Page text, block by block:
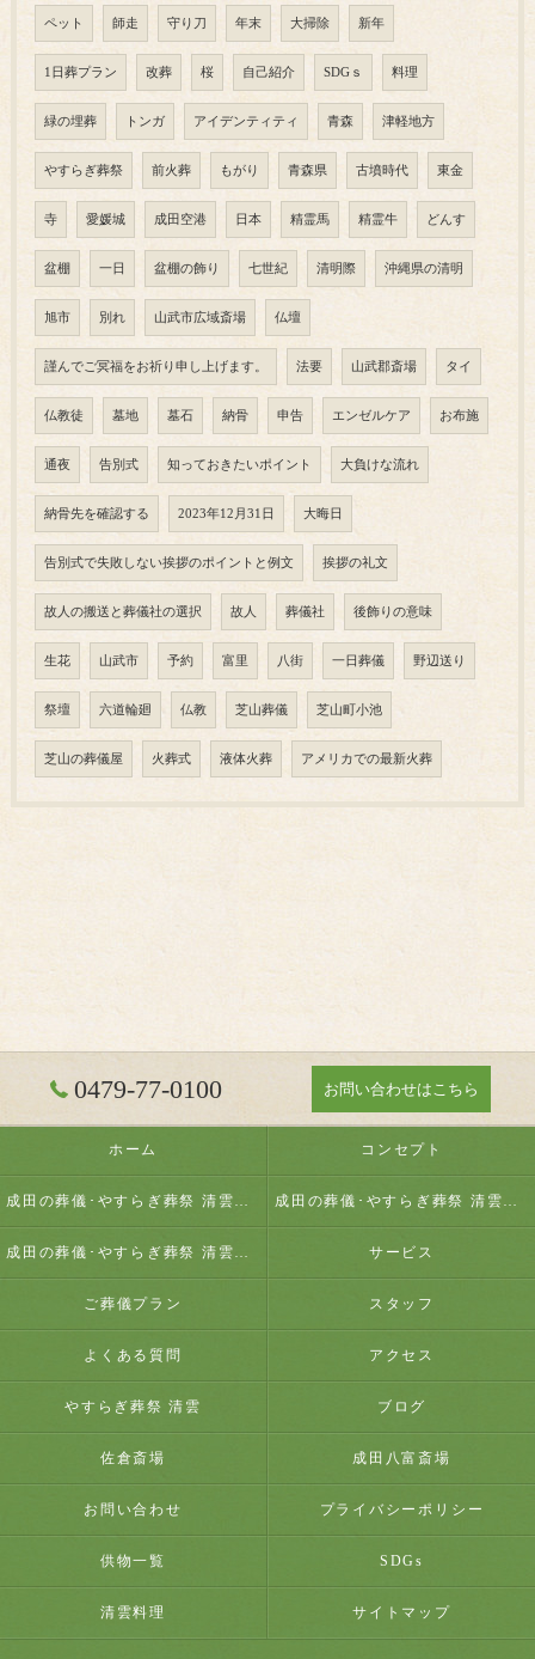
ペット 師走 守り刀 年末 大掃除 新年
1日葬プラン 改葬 桜 自己紹介 SDGｓ 料理
緑の埋葬 トンガ アイデンティティ 青森 津軽地方
やすらぎ葬祭 前火葬 もがり 青森県 古墳時代 東金
寺 愛媛城 成田空港 日本 精霊馬 精霊牛 どんす
盆棚 一日 盆棚の飾り 七世紀 清明際 沖縄県の清明
旭市 別れ 山武市広域斎場 仏壇
謹んでご冥福をお祈り申し上げます。 法要 山武郡斎場 タイ
仏教徒 墓地 墓石 納骨 申告 エンゼルケア お布施
通夜 告別式 知っておきたいポイント 大負けな流れ
納骨先を確認する 2023年12月31日 大晦日
告別式で失敗しない挨拶のポイントと例文 挨拶の礼文
故人の搬送と葬儀社の選択 故人 葬儀社 後飾りの意味
生花 山武市 予約 富里 八街 一日葬儀 野辺送り
祭壇 六道輪廻 仏教 芝山葬儀 芝山町小池
芝山の葬儀屋 火葬式 液体火葬 アメリカでの最新火葬
0479-77-0100 お問い合わせはこちら
ホーム コンセプト
成田の葬儀･やすらぎ葬祭 清雲の口コミ情報 成田の葬儀･やすらぎ葬祭 清雲の評判
成田の葬儀･やすらぎ葬祭 清雲のお客様の声 サービス
ご葬儀プラン スタッフ
よくある質問 アクセス
やすらぎ葬祭 清雲 ブログ
佐倉斎場 成田八富斎場
お問い合わせ プライバシーポリシー
供物一覧 SDGs
清雲料理 サイトマップ